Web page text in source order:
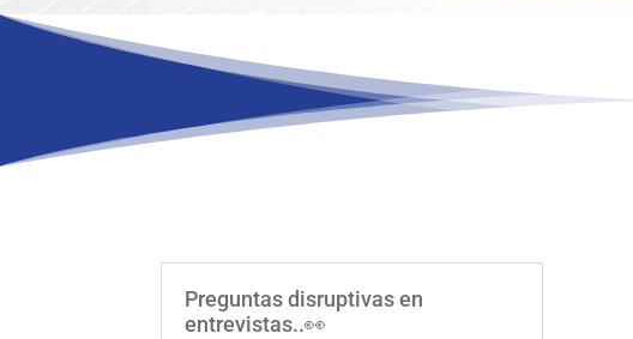
Preguntas disruptivas en
entrevistas..👀